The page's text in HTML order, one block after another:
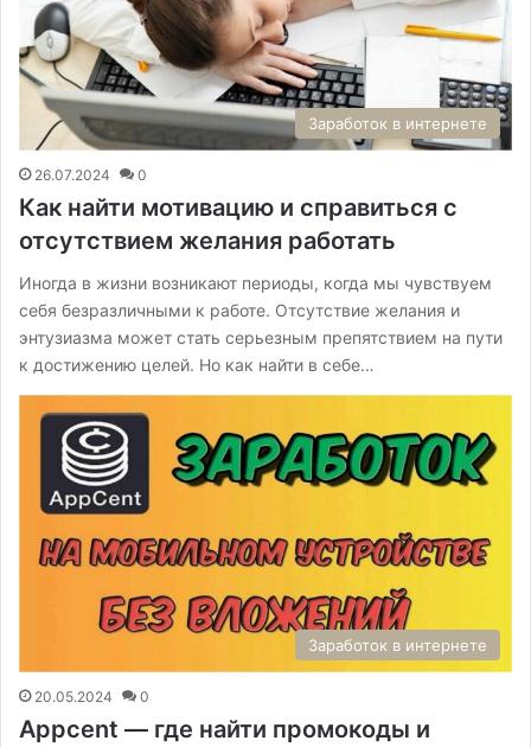
Заработок в интернете
26.07.2024 0
Как найти мотивацию и справиться с
отсутствием желания работать
Иногда в жизни возникают периоды, когда мы чувствуем
себя безразличными к работе. Отсутствие желания и
энтузиазма может стать серьезным препятствием на пути
к достижению целей. Но как найти в себе…
Заработок в интернете
20.05.2024 0
Appcent — где найти промокоды и